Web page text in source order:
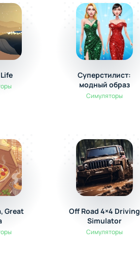
Суперстилист:
модный образ
Симуляторы
Great
Off Road 4×4 Driving
Simulator
Симуляторы